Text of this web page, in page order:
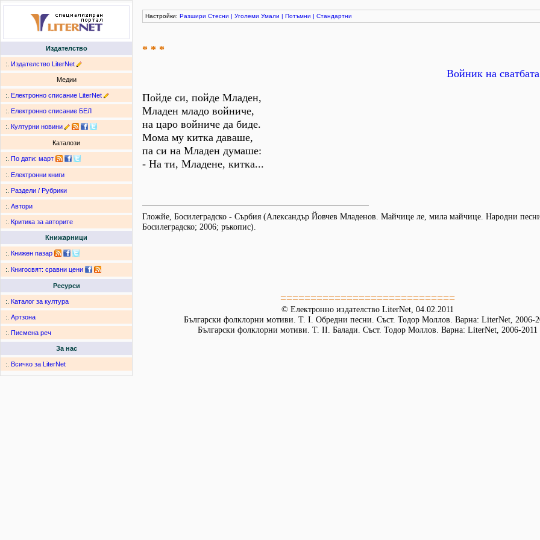
Издателство
:. Издателство LiterNet
Медии
:. Електронно списание LiterNet
:. Електронно списание БЕЛ
:. Културни новини
Каталози
:. По дати: март
:. Електронни книги
:. Раздели / Рубрики
:. Автори
:. Критика за авторите
Книжарници
:. Книжен пазар
:. Книгосвят: сравни цени
Ресурси
:. Каталог за култура
:. Артзона
:. Писмена реч
За нас
:. Всичко за LiterNet
Настройки: Разшири Стесни | Уголеми Умали | Потъмни | Стандартни
* * *
Войник на
Пойде си, пойде Младен,
Младен младо войниче,
на царо войниче да биде.
Мома му китка даваше,
па си на Младен думаше:
- На ти, Младене, китка...
Гложйе, Босилеградско - Сърбия (Александър Йовчев Младенов. Майчице ле, мила майчице. Народни
Босилеградско; 2006; ръкопис).
=============================
© Електронно издателство LiterNet, 04.02.2011
Български фолклорни мотиви. Т. I. Обредни песни. Съст. Тодор Моллов. Варна: LiterNet, 2006-
Български фолклорни мотиви. Т. ІІ. Балади. Съст. Тодор Моллов. Варна: LiterNet, 2006-2011